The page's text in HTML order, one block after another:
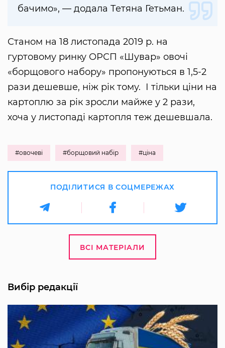
бачимо», — додала Тетяна Гетьман.
Станом на 18 листопада 2019 р. на
гуртовому ринку ОРСП «Шувар» овочі
«борщового набору» пропонуються в 1,5-2
рази дешевше, ніж рік тому. І тільки ціни на
картоплю за рік зросли майже у 2 рази,
хоча у листопаді картопля теж дешевшала.
#овочеві #борщовий набір #ціна
ПОДІЛИТИСЯ В СОЦМЕРЕЖАХ
ВСІ МАТЕРІАЛИ
Вибір редакції